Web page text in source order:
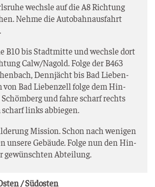
wechs­le auf die A8 Rich­tung
Neh­me die Auto­bahn­aus­fahrt
B10 bis Stadt­mit­te und wechs­le dort
Calw/Nagold. Fol­ge der B463
Denn­jächt bis Bad Lie­ben­
von Bad Lie­ben­zell fol­ge dem Hin­
und fah­re scharf rechts
links abbiegen.
Mis­si­on. Schon nach weni­gen
unse­re Gebäu­de. Fol­ge nun den Hin­
gewünsch­ten Abteilung.
/ Südosten